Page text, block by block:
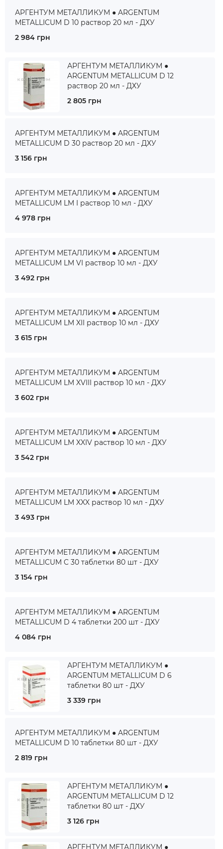
АРГЕНТУМ МЕТАЛЛИКУМ ● ARGENTUM
METALLICUM D 10 раствор 20 мл - ДХУ
2 984 грн
АРГЕНТУМ МЕТАЛЛИКУМ ●
ARGENTUM METALLICUM D 12
раствор 20 мл - ДХУ
2 805 грн
АРГЕНТУМ МЕТАЛЛИКУМ ● ARGENTUM
METALLICUM D 30 раствор 20 мл - ДХУ
3 156 грн
АРГЕНТУМ МЕТАЛЛИКУМ ● ARGENTUM
METALLICUM LM I раствор 10 мл - ДХУ
4 978 грн
АРГЕНТУМ МЕТАЛЛИКУМ ● ARGENTUM
METALLICUM LM VI раствор 10 мл - ДХУ
3 492 грн
АРГЕНТУМ МЕТАЛЛИКУМ ● ARGENTUM
METALLICUM LM XII раствор 10 мл - ДХУ
3 615 грн
АРГЕНТУМ МЕТАЛЛИКУМ ● ARGENTUM
METALLICUM LM XVIII раствор 10 мл - ДХУ
3 602 грн
АРГЕНТУМ МЕТАЛЛИКУМ ● ARGENTUM
METALLICUM LM XXIV раствор 10 мл - ДХУ
3 542 грн
АРГЕНТУМ МЕТАЛЛИКУМ ● ARGENTUM
METALLICUM LM XXX раствор 10 мл - ДХУ
3 493 грн
АРГЕНТУМ МЕТАЛЛИКУМ ● ARGENTUM
METALLICUM C 30 таблетки 80 шт - ДХУ
3 154 грн
АРГЕНТУМ МЕТАЛЛИКУМ ● ARGENTUM
METALLICUM D 4 таблетки 200 шт - ДХУ
4 084 грн
АРГЕНТУМ МЕТАЛЛИКУМ ●
ARGENTUM METALLICUM D 6
таблетки 80 шт - ДХУ
3 339 грн
АРГЕНТУМ МЕТАЛЛИКУМ ● ARGENTUM
METALLICUM D 10 таблетки 80 шт - ДХУ
2 819 грн
АРГЕНТУМ МЕТАЛЛИКУМ ●
ARGENTUM METALLICUM D 12
таблетки 80 шт - ДХУ
3 126 грн
АРГЕНТУМ МЕТАЛЛИКУМ ●